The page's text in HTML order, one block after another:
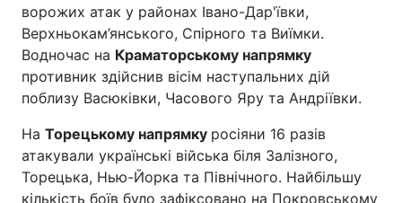
ворожих атак у районах Івано-Дар'ївки,
Верхньокам’янського, Спірного та Виїмки.
Водночас на Краматорському напрямку
противник здійснив вісім наступальних дій
поблизу Васюківки, Часового Яру та Андріївки.
На Торецькому напрямку росіяни 16 разів
атакували українські війська біля Залізного,
Торецька, Нью-Йорка та Північного. Найбільшу
кількість боїв було зафіксовано на Покровському